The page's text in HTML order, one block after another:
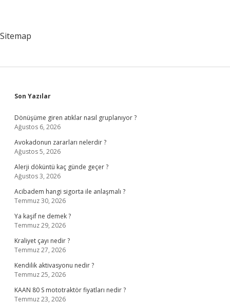
Sitemap
Sidebar
Son Yazılar
Dönüşüme giren atıklar nasıl gruplanıyor ?
Ağustos 6, 2026
Avokadonun zararları nelerdir ?
Ağustos 5, 2026
Alerji döküntü kaç günde geçer ?
Ağustos 3, 2026
Acibadem hangi sigorta ile anlaşmalı ?
Temmuz 30, 2026
Ya kaşif ne demek ?
Temmuz 29, 2026
Kraliyet çayı nedir ?
Temmuz 27, 2026
Kendilik aktivasyonu nedir ?
Temmuz 25, 2026
KAAN 80 S mototraktör fiyatları nedir ?
Temmuz 23, 2026